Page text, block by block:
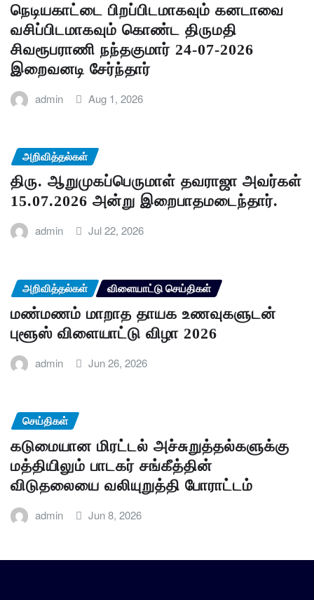
நெடியகாட்டை பிறப்பிடமாகவும் கனடாவை
வசிப்பிடமாகவும் கொண்ட திருமதி
சிவரூபராணி நந்தகுமார் 24-07-2026
இறைவனடி சேர்ந்தார்
admin Aug 1, 2026
அறிவித்தல்கள்
திரு. ஆறுமுகப்பெருமாள் தவராஜா அவர்கள்
15.07.2026 அன்று இறைபாதமடைந்தார்.
admin Jul 22, 2026
அறிவித்தல்கள் விளையாட்டு செய்திகள்
மண்மணம் மாறாத தாயக உணவுகளுடன்
புளூஸ் விளையாட்டு விழா 2026
admin Jun 26, 2026
செய்திகள்
கடுமையான மிரட்டல் அச்சுறுத்தல்களுக்கு
மத்தியிலும் பாடகர் சங்கீத்தின்
விடுதலையை வலியுறுத்தி போராட்டம்
admin Jun 8, 2026